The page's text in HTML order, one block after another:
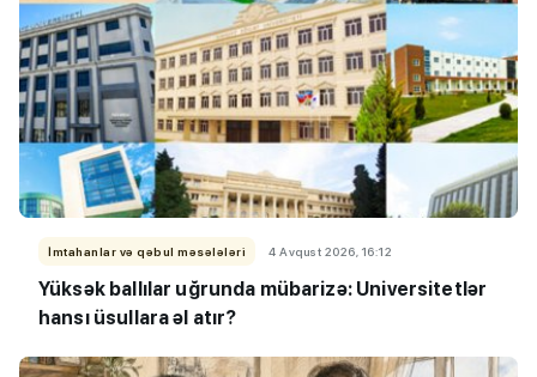
İmtahanlar və qəbul məsələləri 4 Avqust 2026, 16:12
Yüksək ballılar uğrunda mübarizə: Universitetlər
hansı üsullara əl atır?